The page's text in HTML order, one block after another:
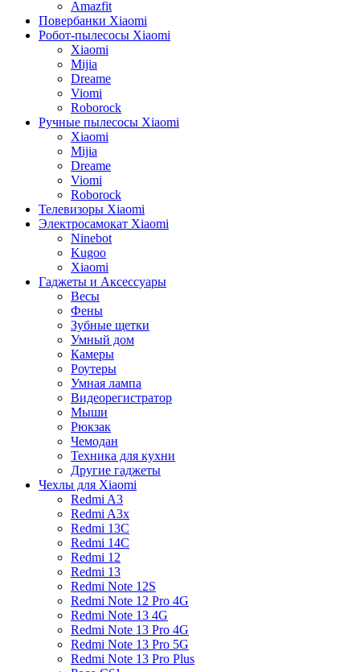
Amazfit
Повербанки Xiaomi
Робот-пылесосы Xiaomi
Xiaomi
Mijia
Dreame
Viomi
Roborock
Ручные пылесосы Xiaomi
Xiaomi
Mijia
Dreame
Viomi
Roborock
Телевизоры Xiaomi
Электросамокат Xiaomi
Ninebot
Kugoo
Xiaomi
Гаджеты и Аксессуары
Весы
Фены
Зубные щетки
Умный дом
Камеры
Роутеры
Умная лампа
Видеорегистратор
Мыши
Рюкзак
Чемодан
Техника для кухни
Другие гаджеты
Чехлы для Xiaomi
Redmi A3
Redmi A3x
Redmi 13C
Redmi 14C
Redmi 12
Redmi 13
Redmi Note 12S
Redmi Note 12 Pro 4G
Redmi Note 13 4G
Redmi Note 13 Pro 4G
Redmi Note 13 Pro 5G
Redmi Note 13 Pro Plus